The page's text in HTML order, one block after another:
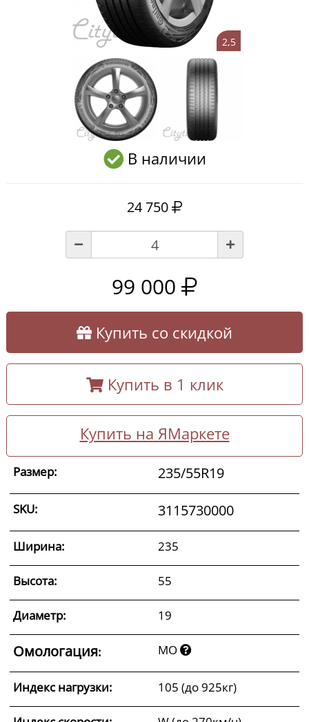
2,5
В наличии
24 750
99 000
Купить со скидкой
Купить в 1 клик
Купить на ЯМаркете
Размер: 235/55R19
SKU: 3115730000
Ширина: 235
Высота: 55
Диаметр: 19
Омологация: MO
Индекс нагрузки: 105 (до 925кг)